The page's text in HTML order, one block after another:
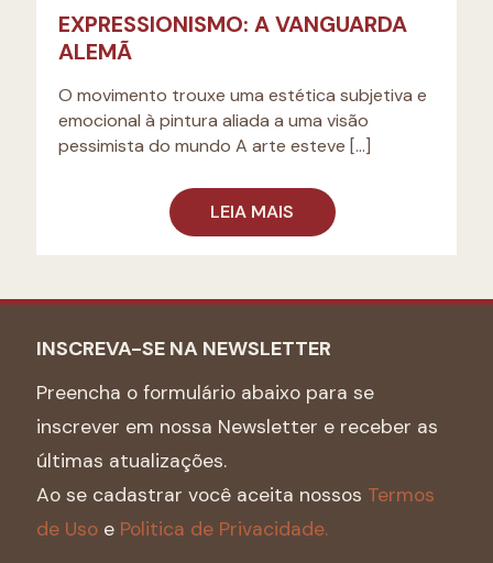
EXPRESSIONISMO: A VANGUARDA
ALEMÃ
O movimento trouxe uma estética subjetiva e
emocional à pintura aliada a uma visão
pessimista do mundo A arte esteve […]
LEIA MAIS
INSCREVA-SE NA NEWSLETTER
Preencha o formulário abaixo para se
inscrever em nossa Newsletter e receber as
últimas atualizações.
Ao se cadastrar você aceita nossos Termos
de Uso e Politica de Privacidade.